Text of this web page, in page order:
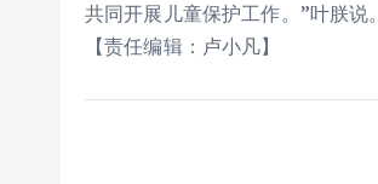
共同开展儿童保护工作。”叶朕说。
【责任编辑：卢小凡】